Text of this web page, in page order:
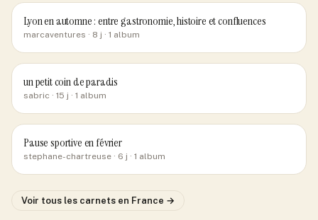
Lyon en automne : entre gastronomie, histoire et confluences
marcaventures · 8 j · 1 album
un petit coin de paradis
sabric · 15 j · 1 album
Pause sportive en février
stephane-chartreuse · 6 j · 1 album
Voir tous les carnets en France →